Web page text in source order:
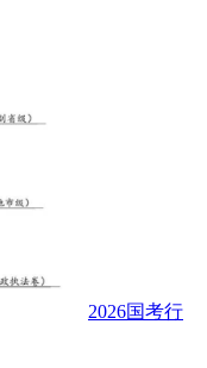
2026国考行